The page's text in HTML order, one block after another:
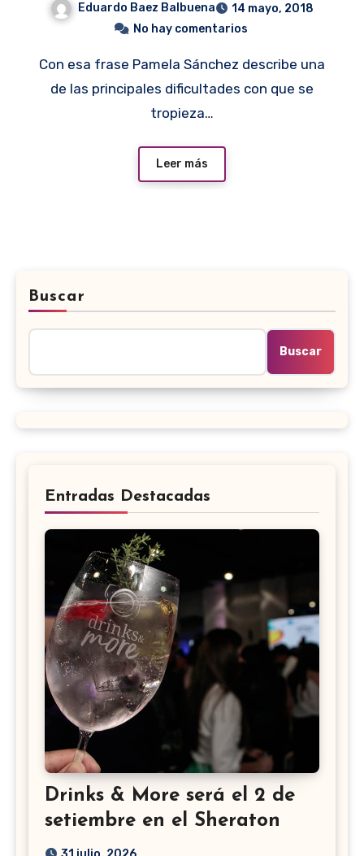
Eduardo Baez Balbuena
14 mayo, 2018
No hay comentarios
Con esa frase Pamela Sánchez describe una
de las principales dificultades con que se
tropieza…
Leer más
Buscar
Buscar
Entradas Destacadas
Drinks & More será el 2 de
setiembre en el Sheraton